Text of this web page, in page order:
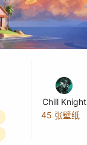
Chill Knight
45 张壁纸